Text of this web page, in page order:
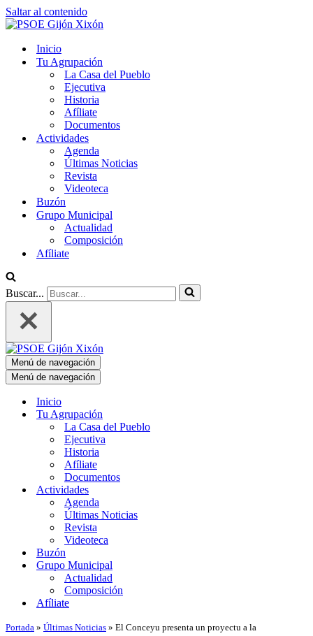
Saltar al contenido
Inicio
Tu Agrupación
La Casa del Pueblo
Ejecutiva
Historia
Afíliate
Documentos
Actividades
Agenda
Últimas Noticias
Revista
Videoteca
Buzón
Grupo Municipal
Actualidad
Composición
Afíliate
Buscar...
Menú de navegación
Menú de navegación
Inicio
Tu Agrupación
La Casa del Pueblo
Ejecutiva
Historia
Afíliate
Documentos
Actividades
Agenda
Últimas Noticias
Revista
Videoteca
Buzón
Grupo Municipal
Actualidad
Composición
Afíliate
Portada » Últimas Noticias » El Conceyu presenta un proyectu a la